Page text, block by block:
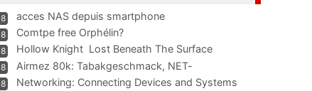
acces NAS depuis smartphone
Comtpe free Orphélin?
Hollow Knight  Lost Beneath The Surface
Airmez 80k: Tabakgeschmack, NET-
Technologie und Leistung im
Networking: Connecting Devices and Systems